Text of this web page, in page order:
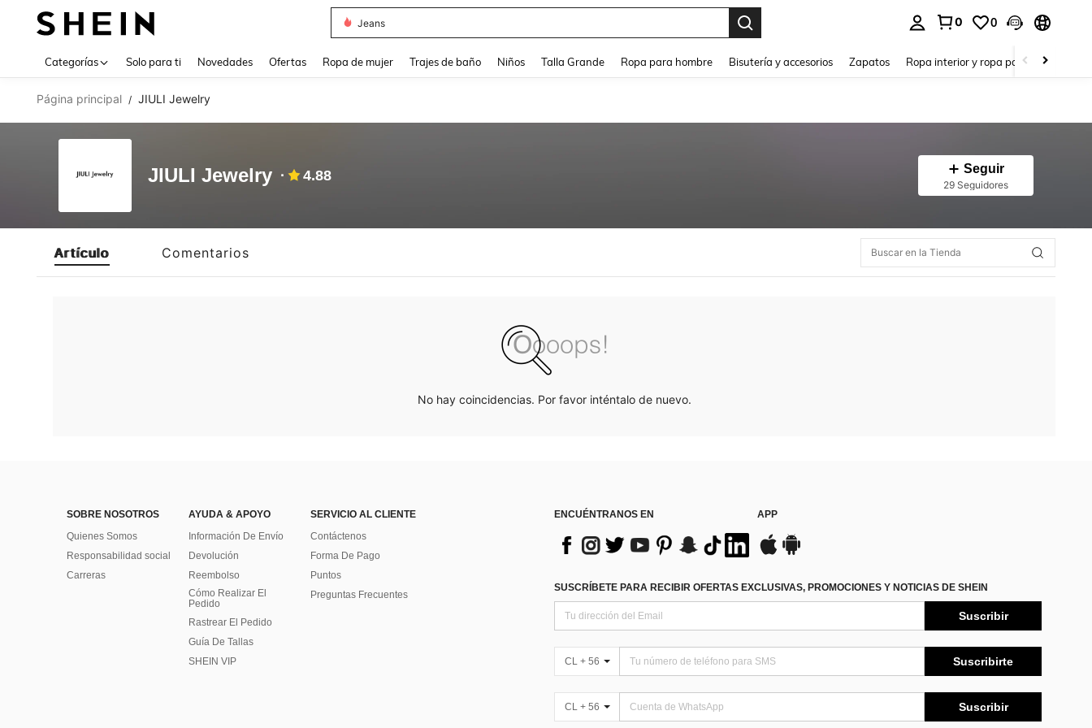
Jeans
0 0
Categorías Solo para ti Novedades Ofertas Ropa de mujer Trajes de baño Niños Talla Grande Ropa para hombre Bisutería y accesorios Zapatos Ropa interior y ropa para dormir
Página principal / JIULI Jewelry
JIULI Jewelry 4.88 Seguir
29 Seguidores
Artículo Comentarios
No hay coincidencias. Por favor inténtalo de nuevo.
SOBRE NOSOTROS
Quienes Somos
Responsabilidad social
Carreras
AYUDA & APOYO
Información De Envío
Devolución
Reembolso
Cómo Realizar El
Pedido
Rastrear El Pedido
Guía De Tallas
SHEIN VIP
SERVICIO AL CLIENTE
Contáctenos
Forma De Pago
Puntos
Preguntas Frecuentes
ENCUÉNTRANOS EN APP
SUSCRÍBETE PARA RECIBIR OFERTAS EXCLUSIVAS, PROMOCIONES Y NOTICIAS DE SHEIN
Suscribir
CL + 56 Suscribirte
CL + 56 Suscribir